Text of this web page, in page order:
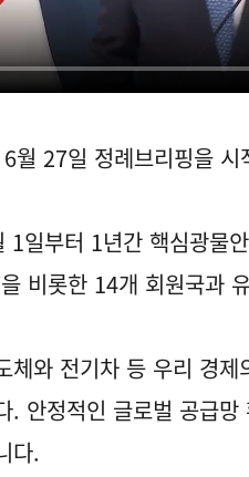
월 27일 정례브리핑을 시
1일부터 1년간 핵심광물
비롯한 14개 회원국과
체와 전기차 등 우리 경
. 안정적인 글로벌 공급
다.